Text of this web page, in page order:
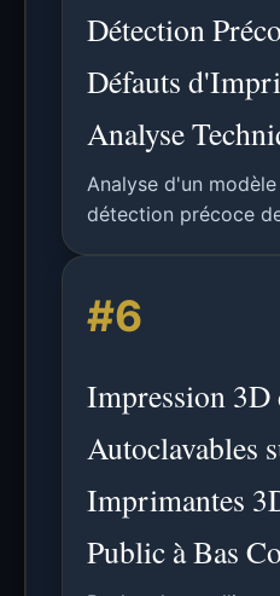
Détection
Défauts
Analyse
Analyse d'un
détection précoce
précision de plus de
#6
Impression 3D
Autoclavables
Imprimantes
Public à Bas